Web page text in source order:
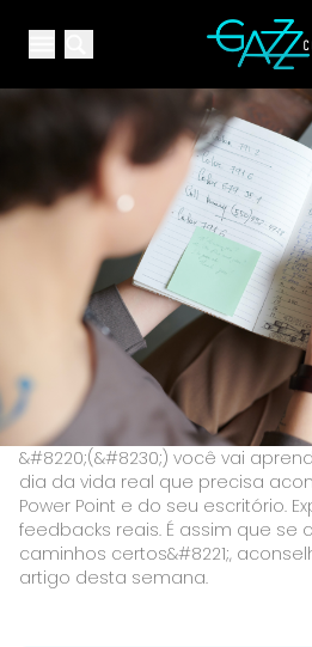
Open main menu
Your
&#8220;(&#8230;) você vai
dia da vida real que precisa
Power Point e do seu escritório.
feedbacks reais. É assim que se
caminhos certos&#8221;,
artigo desta semana.